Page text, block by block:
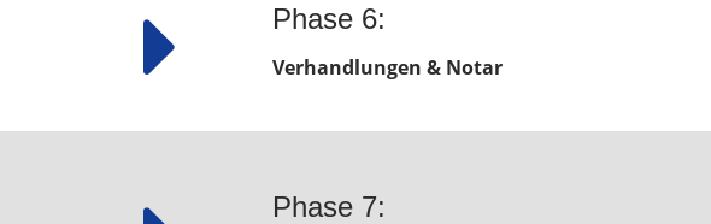
Phase 6:
Verhandlungen & Notar
Phase 7: